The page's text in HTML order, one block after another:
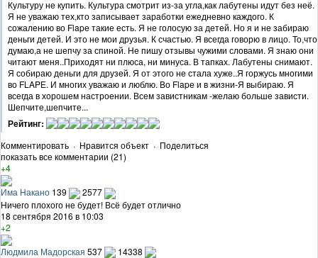
Культуру не купить. Культура смотрит из-за угла,как лабутены идут без неё.
Я не уважаю тех,кто записывает заработки ежедневно каждого. К
сожалению во Flapе такие есть. Я не голосую за детей. Но я и не забираю
деньги детей. И это не мои друзья. К счастью. Я всегда говорю в лицо. То,что
думаю,а не шепчу за спиной. Не пишу отзывы чужими словами. Я знаю они
читают меня..Приходят ни плюса, ни минуса. В тапках. Лабутены снимают.
Я собираю деньги для друзей. Я от этого не стала хуже..Я горжусь многими
во FLAPЕ. И многих уважаю и люблю. Во Flapе и в жизни-Я выбираю. Я
всегда в хорошем настроении. Всем завистникам -желаю больше зависти.
Шепчите,шепчите...
Рейтинг:
Комментировать · Нравится объект · Поделиться
показать все комментарии (21)
+4
Има Накано 139
2577
Ничего плохого не будет! Всё будет отлично
18 сентября 2016 в 10:03
+2
Людмила Мадорская 537
14338